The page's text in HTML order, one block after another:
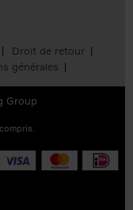
Droit de retour
générales
Group